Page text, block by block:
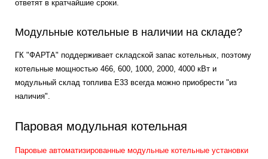
ответят в кратчайшие сроки.
Модульные котельные в наличии на складе?
ГК "ФАРТА" поддерживает складской запас котельных, поэтому
котельные мощностью 466, 600, 1000, 2000, 4000 кВт и
модульный склад топлива Е33 всегда можно приобрести "из
наличия".
Паровая модульная котельная
Паровые автоматизированные модульные котельные установки